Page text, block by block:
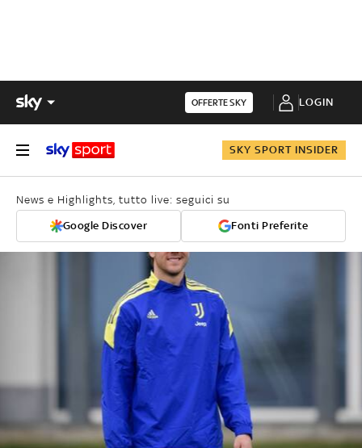
OFFERTE SKY LOGIN
SKY SPORT INSIDER
News e Highlights, tutto live: seguici su
Google Discover Fonti Preferite